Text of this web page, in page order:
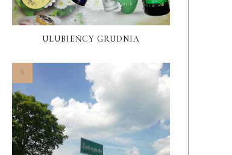
ULUBIEŃCY GRUDNIA